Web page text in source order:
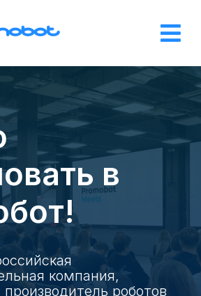
в
компания,
производитель роботов